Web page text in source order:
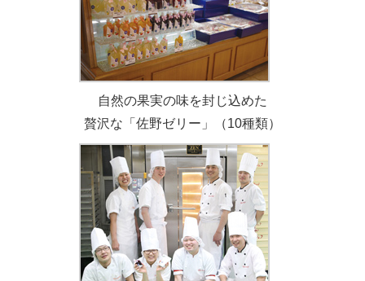
自然の果実の味を封じ込めた
贅沢な「佐野ゼリー」（10種類）